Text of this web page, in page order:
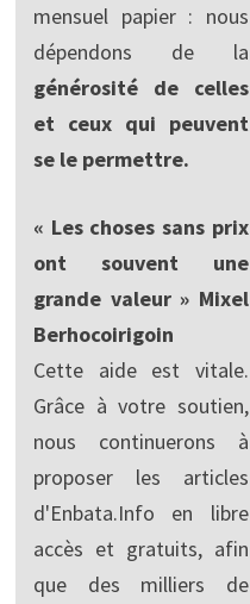
mensuel papier : nous
dépendons de la
générosité de celles
et ceux qui peuvent
se le permettre.
« Les choses sans prix
ont souvent une
grande valeur » Mixel
Berhocoirigoin
Cette aide est vitale.
Grâce à votre soutien,
nous continuerons à
proposer les articles
d'Enbata.Info en libre
accès et gratuits, afin
que des milliers de